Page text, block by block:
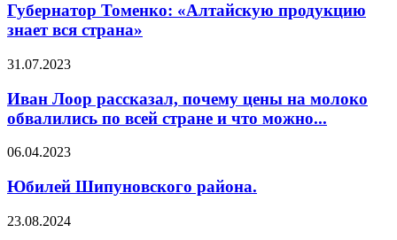
Губернатор Томенко: «Алтайскую продукцию
знает вся страна»
31.07.2023
Иван Лоор рассказал, почему цены на молоко
обвалились по всей стране и что можно...
06.04.2023
Юбилей Шипуновского района.
23.08.2024